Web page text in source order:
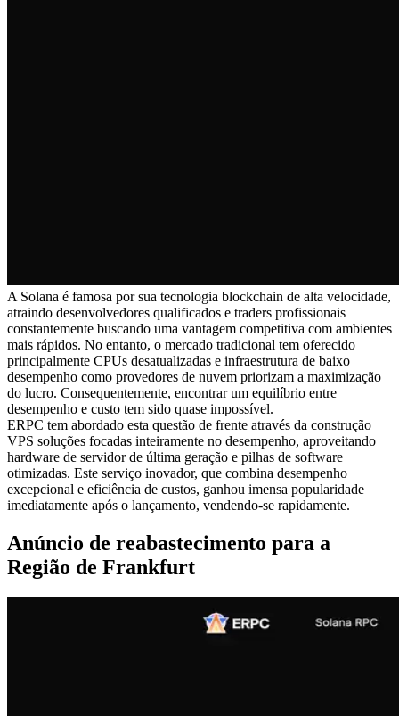
A Solana é famosa por sua tecnologia blockchain de alta velocidade,
atraindo desenvolvedores qualificados e traders profissionais
constantemente buscando uma vantagem competitiva com ambientes
mais rápidos. No entanto, o mercado tradicional tem oferecido
principalmente CPUs desatualizadas e infraestrutura de baixo
desempenho como provedores de nuvem priorizam a maximização
do lucro. Consequentemente, encontrar um equilíbrio entre
desempenho e custo tem sido quase impossível.
ERPC tem abordado esta questão de frente através da construção
VPS soluções focadas inteiramente no desempenho, aproveitando
hardware de servidor de última geração e pilhas de software
otimizadas. Este serviço inovador, que combina desempenho
excepcional e eficiência de custos, ganhou imensa popularidade
imediatamente após o lançamento, vendendo-se rapidamente.
Anúncio de reabastecimento para a
Região de Frankfurt